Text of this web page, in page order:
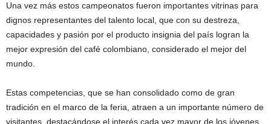
Una vez más estos campeonatos fueron importantes vitrinas para
dignos representantes del talento local, que con su destreza,
capacidades y pasión por el producto insignia del país logran la
mejor expresión del café colombiano, considerado el mejor del
mundo.
Estas competencias, que se han consolidado como de gran
tradición en el marco de la feria, atraen a un importante número de
visitantes, destacándose el interés cada vez mayor de los jóvenes,